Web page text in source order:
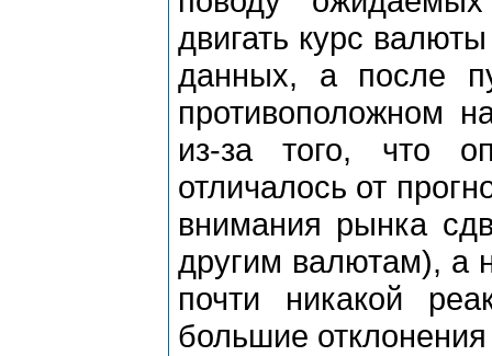
двигать курс
данных, а после
противоположном
из-за того, что
отличалось от
внимания рынка
другим валютам), а
почти никакой
большие отклонения